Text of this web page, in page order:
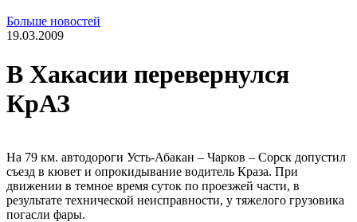
Больше новостей
19.03.2009
В Хакасии перевернулся
КрАЗ
На 79 км. автодороги Усть-Абакан – Чарков – Сорск допустил
съезд в кювет и опрокидывание водитель Краза. При
движении в темное время суток по проезжей части, в
результате технической неисправности, у тяжелого грузовика
погасли фары.